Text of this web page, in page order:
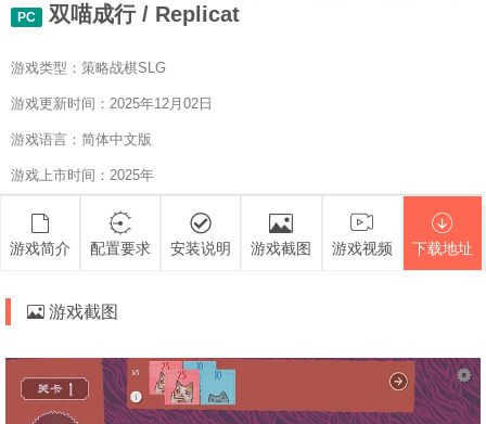
PC 双喵成行 / Replicat
游戏类型：策略战棋SLG
游戏更新时间：2025年12月02日
游戏语言：简体中文版
游戏上市时间：2025年
游戏简介 配置要求 安装说明 游戏截图 游戏视频 下载地址
游戏截图